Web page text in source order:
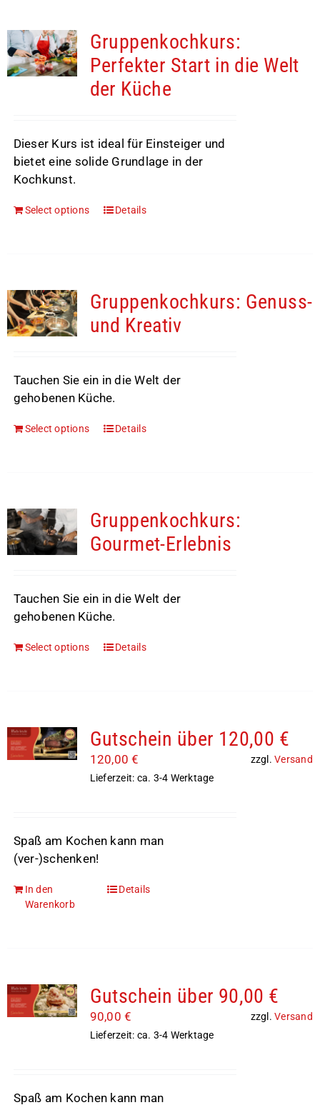
Gruppenkochkurs:
Perfekter Start in die Welt
der Küche
Dieser Kurs ist ideal für Einsteiger und
bietet eine solide Grundlage in der
Kochkunst.
Select options Details
Gruppenkochkurs: Genuss-
und Kreativ
Tauchen Sie ein in die Welt der
gehobenen Küche.
Select options Details
Gruppenkochkurs:
Gourmet-Erlebnis
Tauchen Sie ein in die Welt der
gehobenen Küche.
Select options Details
Gutschein über 120,00 €
120,00€ zzgl.Versand
Lieferzeit: ca. 3-4 Werktage
Spaß am Kochen kann man
(ver-)schenken!
In den
Warenkorb
Details
Gutschein über 90,00 €
90,00€ zzgl.Versand
Lieferzeit: ca. 3-4 Werktage
Spaß am Kochen kann man